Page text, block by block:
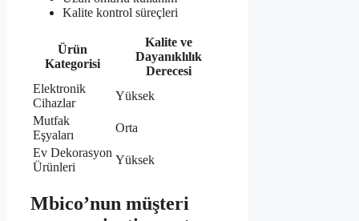
Kalite kontrol süreçleri
Ürün
Kategorisi
Kalite ve
Dayanıklılık
Derecesi
Elektronik
Cihazlar
Yüksek
Mutfak
Eşyaları
Orta
Ev Dekorasyon
Ürünleri
Yüksek
Mbico’nun müşteri